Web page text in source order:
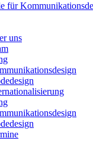
für
uns